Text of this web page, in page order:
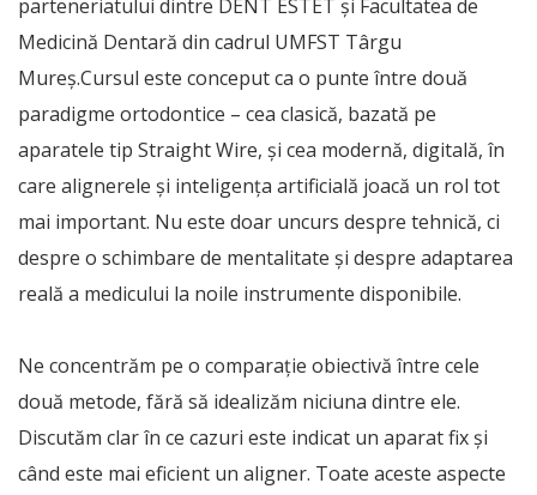
parteneriatului dintre DENT ESTET și Facultatea de
Medicină Dentară din cadrul UMFST Târgu
Mureș.Cursul este conceput ca o punte între două
paradigme ortodontice – cea clasică, bazată pe
aparatele tip Straight Wire, și cea modernă, digitală, în
care alignerele și inteligența artificială joacă un rol tot
mai important. Nu este doar uncurs despre tehnică, ci
despre o schimbare de mentalitate și despre adaptarea
reală a medicului la noile instrumente disponibile.
Ne concentrăm pe o comparație obiectivă între cele
două metode, fără să idealizăm niciuna dintre ele.
Discutăm clar în ce cazuri este indicat un aparat fix și
când este mai eficient un aligner. Toate aceste aspecte